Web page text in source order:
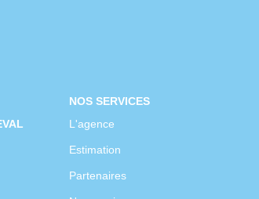
NOS SERVICES
L'agence
Estimation
Partenaires